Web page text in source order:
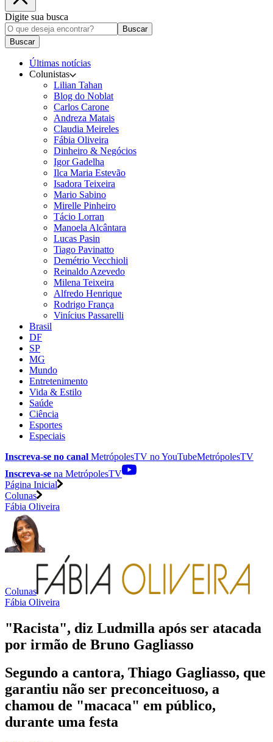
Digite sua busca
Buscar
Buscar
Últimas notícias
Colunistas
Lilian Tahan
Blog do Noblat
Carlos Carone
Andreza Matais
Claudia Meireles
Fábia Oliveira
Dinheiro & Negócios
Igor Gadelha
Ilca Maria Estevão
Isadora Teixeira
Mario Sabino
Mirelle Pinheiro
Tácio Lorran
Manoela Alcântara
Lucas Pasin
Tiago Pavinatto
Demétrio Vecchioli
Reinaldo Azevedo
Milena Teixeira
Alfredo Henrique
Rodrigo França
Vinícius Passarelli
Brasil
DF
SP
MG
Mundo
Entretenimento
Vida & Estilo
Saúde
Ciência
Esportes
Especiais
Inscreva-se no canal MetrópolesTV noYouTubeMetrópolesTV
Inscreva-se na MetrópolesTV
Página Inicial
Colunas
Fábia Oliveira
Colunas
Fábia Oliveira
"Racista", diz Ludmilla após ser atacada
por irmão de Bruno Gagliasso
Segundo a cantora, Thiago Gagliasso, que
garantiu não ser preconceituoso, a
chamou de "macaca" em público,
durante uma festa